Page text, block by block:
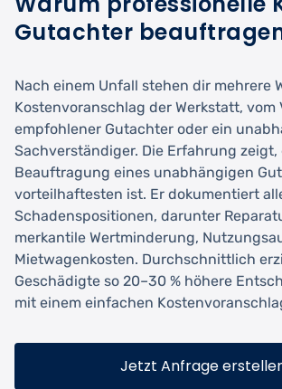
Gutachter
Nach einem Unfall stehen dir mehrere
Kostenvoranschlag der Werkstatt, vom
empfohlener Gutachter oder ein
Sachverständiger. Die Erfahrung zeigt,
Beauftragung eines unabhängigen
vorteilhaftesten ist. Er dokumentiert
Schadenspositionen, darunter
merkantile Wertminderung,
Mietwagenkosten. Durchschnittlich
Geschädigte so 20–30 % höhere
mit einem einfachen
Jetzt Anfrage